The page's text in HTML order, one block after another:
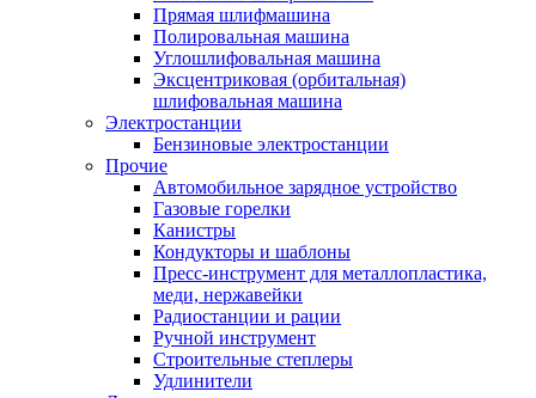
Прямая шлифмашина
Полировальная машина
Углошлифовальная машина
Эксцентриковая (орбитальная)
шлифовальная машина
Электростанции
Бензиновые электростанции
Прочие
Автомобильное зарядное устройство
Газовые горелки
Канистры
Кондукторы и шаблоны
Пресс-инструмент для металлопластика,
меди, нержавейки
Радиостанции и рации
Ручной инструмент
Строительные степлеры
Удлинители